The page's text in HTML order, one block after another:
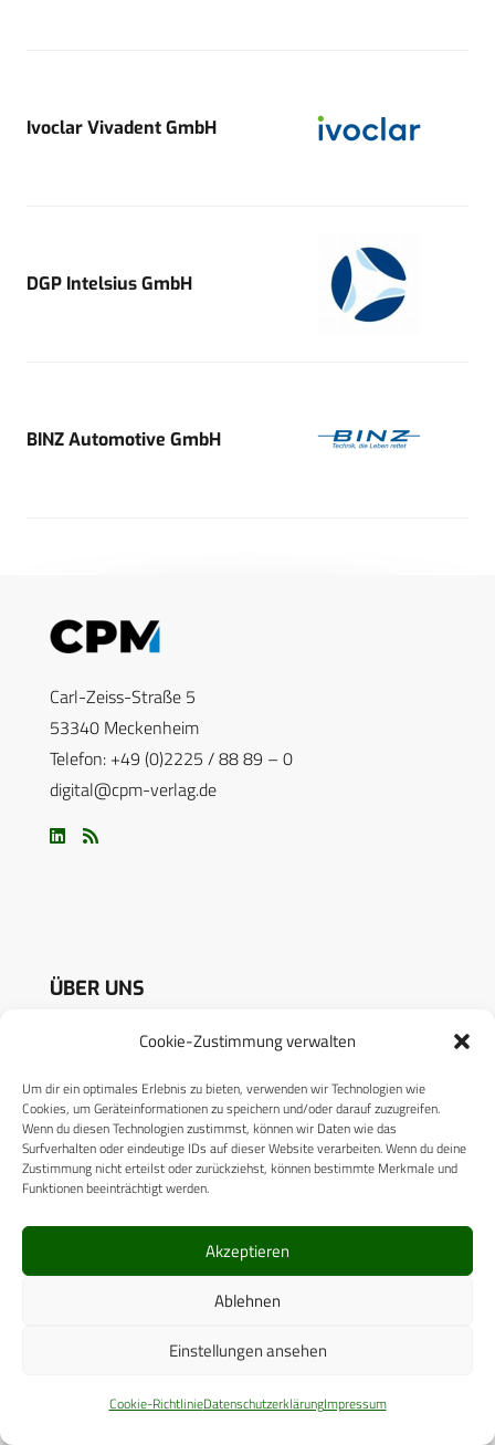
Cookie-Zustimmung verwalten
Um dir ein optimales Erlebnis zu bieten, verwenden wir Technologien wie
Cookies, um Geräteinformationen zu speichern und/oder darauf zuzugreifen.
Wenn du diesen Technologien zustimmst, können wir Daten wie das
Surfverhalten oder eindeutige IDs auf dieser Website verarbeiten. Wenn du deine
Zustimmung nicht erteilst oder zurückziehst, können bestimmte Merkmale und
Funktionen beeinträchtigt werden.
Akzeptieren
Ablehnen
Einstellungen ansehen
Cookie-RichtlinieDatenschutzerklärungImpressum
Ivoclar Vivadent GmbH
DGP Intelsius GmbH
BINZ Automotive GmbH
Carl-Zeiss-Straße 5
53340 Meckenheim
Telefon: +49 (0)2225 / 88 89 – 0
digital@cpm-verlag.de
ÜBER UNS
CPM VERLAG
CPM PUBLICATIONS
CPM EVENTS
KONTAKT
RECHTLICHES